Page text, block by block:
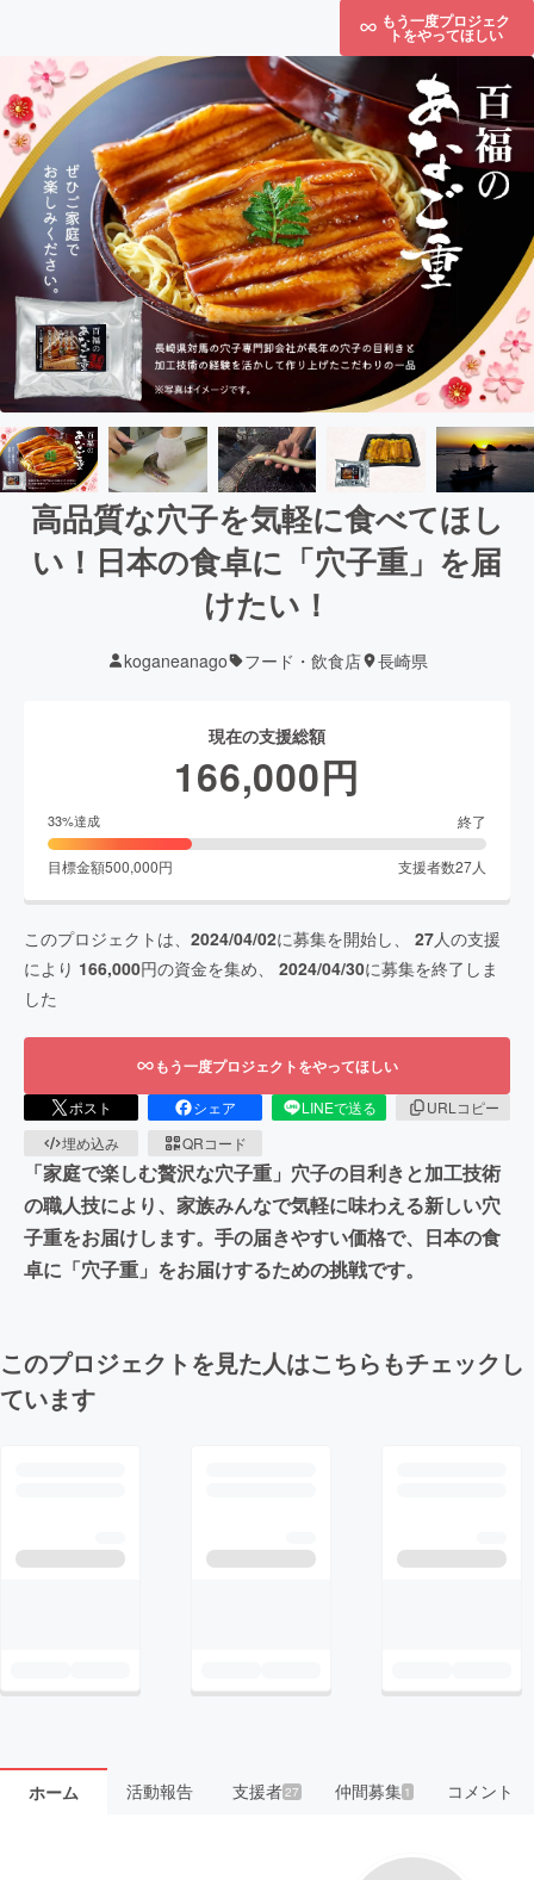
もう一度プロジェク
トをやってほしい
高品質な穴子を気軽に食べてほし
い！日本の食卓に「穴子重」を届
けたい！
koganeanago フード・飲食店 長崎県
現在の支援総額
166,000円
33%達成 終了
目標金額500,000円 支援者数27人
このプロジェクトは、 2024/04/02に募集を開始し、 27人の支援
により 166,000円の資金を集め、 2024/04/30に募集を終了しま
した
もう一度プロジェクトをやってほしい
ポスト シェア LINEで送る
URLコピー
埋め込み
QRコード
「家庭で楽しむ贅沢な穴子重」穴子の目利きと加工技術
の職人技により、家族みんなで気軽に味わえる新しい穴
子重をお届けします。手の届きやすい価格で、日本の食
卓に「穴子重」をお届けするための挑戦です。
このプロジェクトを見た人はこちらもチェックし
ています
ホーム 活動報告 支援者 27 仲間募集 1 コメント